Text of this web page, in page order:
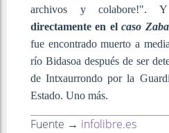
archivos y colabore!".
directamente en elcaso
fue encontrado muerto a
río Bidasoa después de ser
de Intxaurrondo por la
Estado. Uno más.
Fuente → infolibre.es